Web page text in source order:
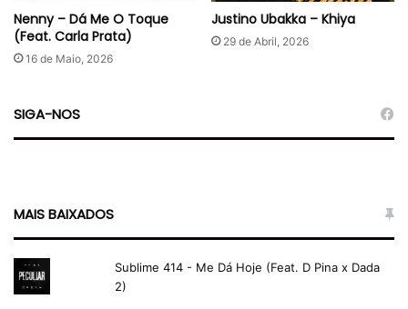
Nenny – Dá Me O Toque
(Feat. Carla Prata)
16 de Maio, 2026
Justino Ubakka – Khiya
29 de Abril, 2026
SIGA-NOS
MAIS BAIXADOS
Sublime 414 - Me Dá Hoje (Feat. D Pina x Dada
2)